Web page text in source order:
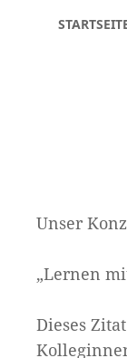
Unser
„Lernen
Dieses